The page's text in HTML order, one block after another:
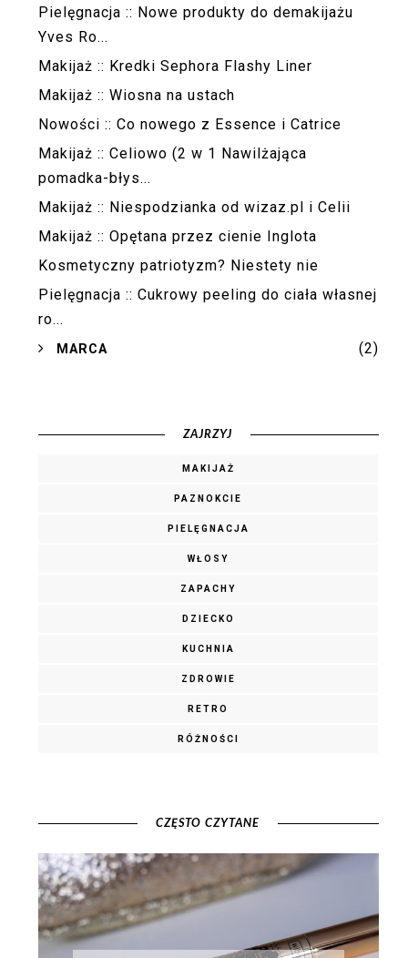
Pielęgnacja :: Nowe produkty do demakijażu
Yves Ro...
Makijaż :: Kredki Sephora Flashy Liner
Makijaż :: Wiosna na ustach
Nowości :: Co nowego z Essence i Catrice
Makijaż :: Celiowo (2 w 1 Nawilżająca
pomadka-błys...
Makijaż :: Niespodzianka od wizaz.pl i Celii
Makijaż :: Opętana przez cienie Inglota
Kosmetyczny patriotyzm? Niestety nie
Pielęgnacja :: Cukrowy peeling do ciała własnej
ro...
►MARCA (2)
ZAJRZYJ
MAKIJAŻ
PAZNOKCIE
PIELĘGNACJA
WŁOSY
ZAPACHY
DZIECKO
KUCHNIA
ZDROWIE
RETRO
RÓŻNOŚCI
CZĘSTO CZYTANE